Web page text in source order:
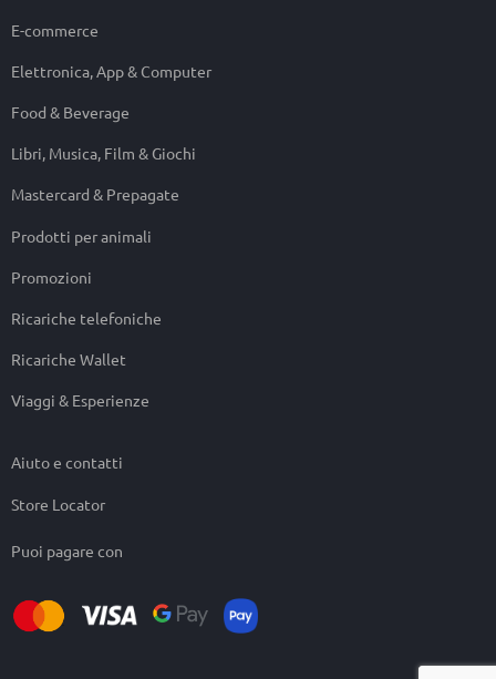
E-commerce
Elettronica, App & Computer
Food & Beverage
Libri, Musica, Film & Giochi
Mastercard & Prepagate
Prodotti per animali
Promozioni
Ricariche telefoniche
Ricariche Wallet
Viaggi & Esperienze
Aiuto e contatti
Store Locator
Puoi pagare con